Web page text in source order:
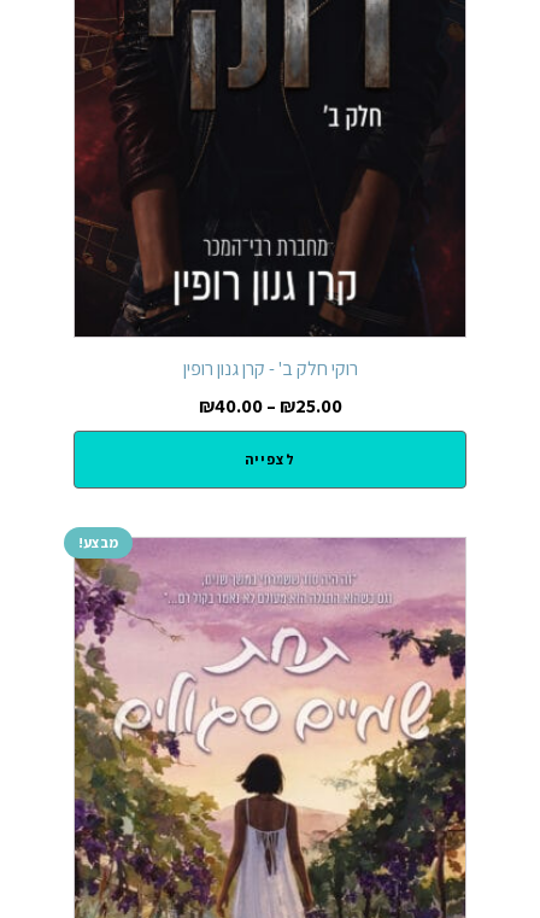
רוקי חלק ב' - קרן גנון רופין
₪25.00
–
₪40.00
לצפייה
מבצע!